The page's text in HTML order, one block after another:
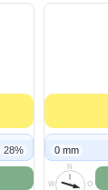
28% 0 mm
N
O
W